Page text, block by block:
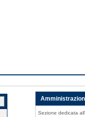
Sezione dedicata